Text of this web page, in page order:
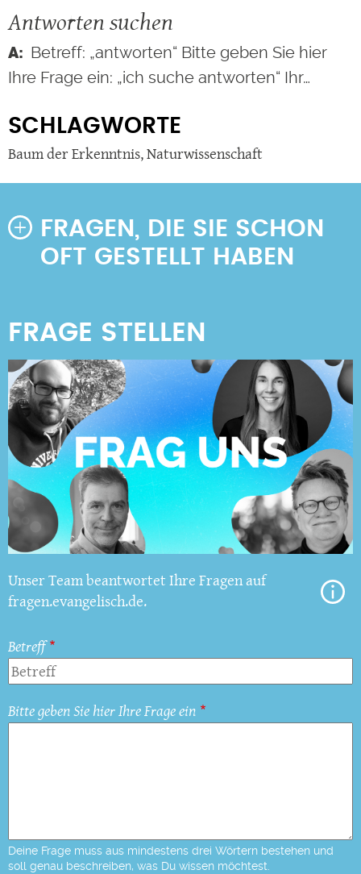
Antworten suchen
Betreff: „antworten“ Bitte geben Sie hier
Ihre Frage ein: „ich suche antworten“ Ihr…
SCHLAGWORTE
Baum der Erkenntnis,Naturwissenschaft
FRAGEN, DIE SIE SCHON
OFT GESTELLT HABEN
Unser Team beantwortet Ihre Fragen auf
fragen.evangelisch.de.
Betreff
Bitte geben Sie hier Ihre Frage ein
Deine Frage muss aus mindestens drei Wörtern bestehen und
soll genau beschreiben, was Du wissen möchtest.